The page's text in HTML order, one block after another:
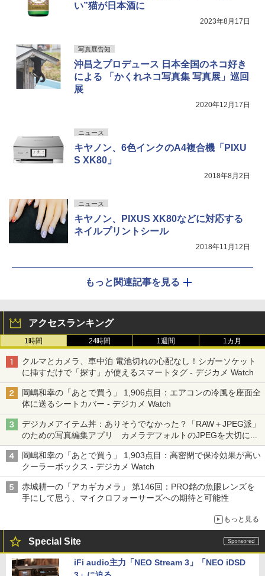
い”猫が日本酒に
2023年8月17日
写真展告知
沖昌之プロデュース 日本全国のネコ好き
による 「かくれネコ写真集 写真展」巡回
展
2020年12月17日
ニュース
キヤノン、6色インクのA4複合機「PIXU
S XK80」
2018年8月2日
ニュース
キヤノン、PIXUS XK80などに対応する
ネイルプリントシール
2018年11月12日
もっと関連記事を見る
アクセスランキング
1時間 24時間 1週間 1カ月
クルマとカメラ、車中泊 電池切れの心配なし！シガーソケット
に挿すだけで「探す」が使えるスマートタグ - デジカメ Watch
岡嶋和幸の「あとで買う」 1,906点目：エアコンの冷風を座面全
体に送るシートカバー - デジカメ Watch
デジカメアイテム丼：ありそうでなかった？「RAW＋JPEG派」
のための写真編集アプリ カメラデフォルトのJPEGを大切にす
る「Filmator」
岡嶋和幸の「あとで買う」 1,903点目：高密閉で保冷効果が高い
クーラーボックス - デジカメ Watch
赤城耕一の「アカギカメラ」 第146回：PRO銘の魚眼レンズを
手にして思う、マイクロフォーサーズへの期待と可能性
もっと見る
Special Site
iFi audio主力「NEO Stream 3」「NEO iDSD